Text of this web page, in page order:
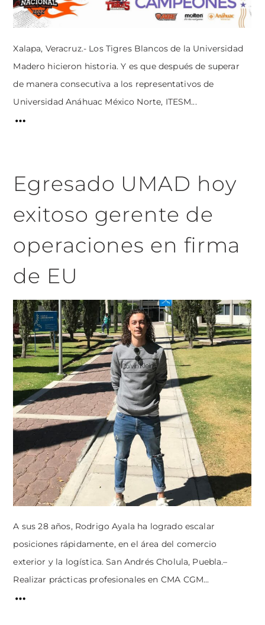
Xalapa, Veracruz.- Los Tigres Blancos de la Universidad
Madero hicieron historia. Y es que después de superar
de manera consecutiva a los representativos de
Universidad Anáhuac México Norte, ITESM...
Egresado UMAD hoy
exitoso gerente de
operaciones en firma
de EU
A sus 28 años, Rodrigo Ayala ha logrado escalar
posiciones rápidamente, en el área del comercio
exterior y la logística. San Andrés Cholula, Puebla.–
Realizar prácticas profesionales en CMA CGM...